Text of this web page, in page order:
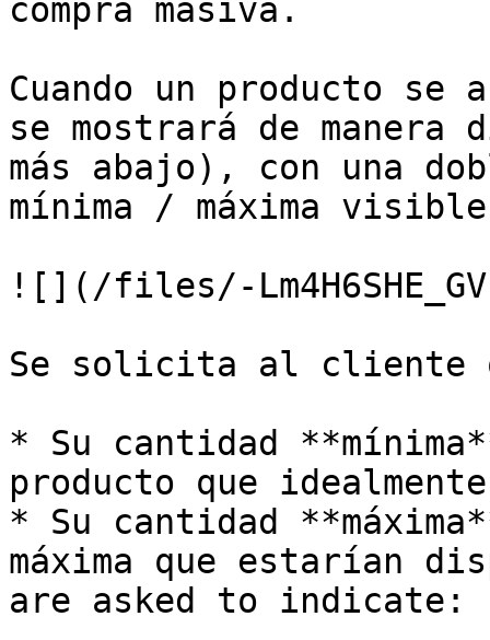
compra masiva.
Cuando un producto se
se mostrará de
más abajo), con una
mínima / máxima
![](/files/-
Se solicita al cliente
* Su cantidad
producto que
* Su cantidad
máxima que estarían
are asked to indicate: